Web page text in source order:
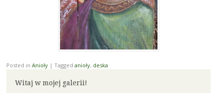
Posted in Anioły | Tagged anioły, deska
Witaj w mojej galerii!